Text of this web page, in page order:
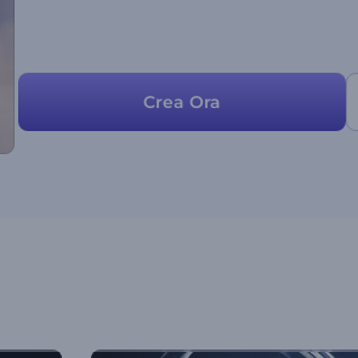
Crea Ora